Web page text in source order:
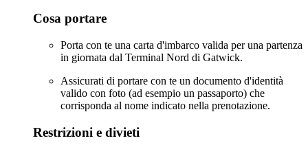
Cosa portare
Porta con te una carta d'imbarco valida per una partenza
in giornata dal Terminal Nord di Gatwick.
Assicurati di portare con te un documento d'identità
valido con foto (ad esempio un passaporto) che
corrisponda al nome indicato nella prenotazione.
Restrizioni e divieti